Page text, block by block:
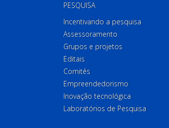
PESQUISA
Incentivando a pesquisa
Assessoramento
Grupos e projetos
Editais
Comitês
Empreendedorismo
Inovação tecnológica
Laboratórios de Pesquisa